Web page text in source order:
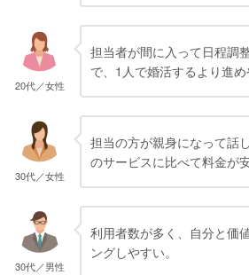
20代／女性
担当者が間に入って日程調
で、1人で婚活するより進め
30代／女性
担当の方が親身になって話
のサービスに比べて料金が安
30代／男性
利用者数が多く、自分と価
ングしやすい。